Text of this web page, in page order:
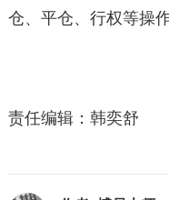
仓、平仓、行权等操作
责任编辑：韩奕舒